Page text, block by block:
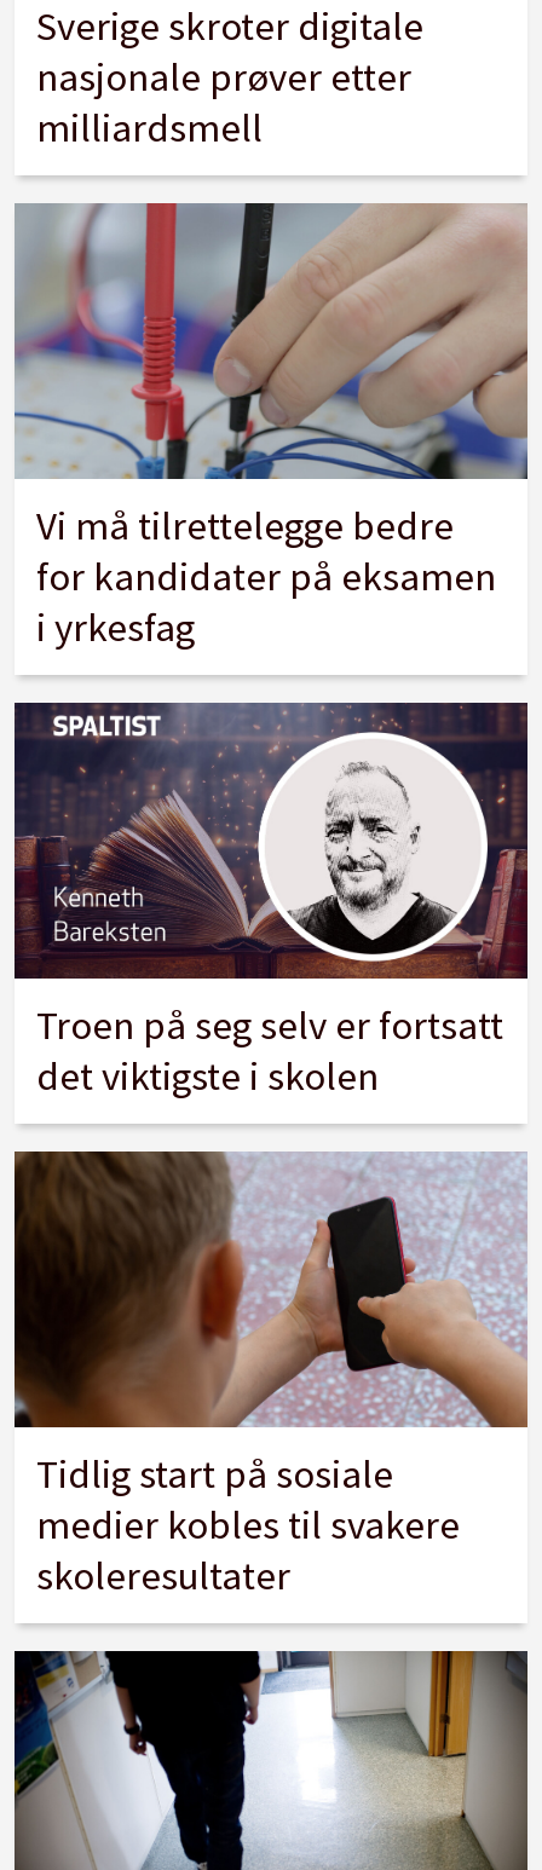
Sverige skroter digitale
nasjonale prøver etter
milliardsmell
Vi må tilrettelegge bedre
for kandidater på eksamen
i yrkesfag
Troen på seg selv er fortsatt
det viktigste i skolen
Tidlig start på sosiale
medier kobles til svakere
skoleresultater